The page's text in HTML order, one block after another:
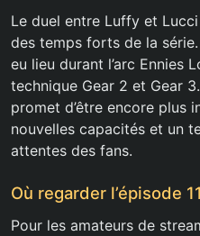
Le duel entre Luffy et
des temps forts de la
eu lieu durant l’arc Ennies
technique Gear 2 et Gear
promet d’être encore plus
nouvelles capacités et un
attentes des fans.
Où regarder l’épisode
Pour les amateurs de